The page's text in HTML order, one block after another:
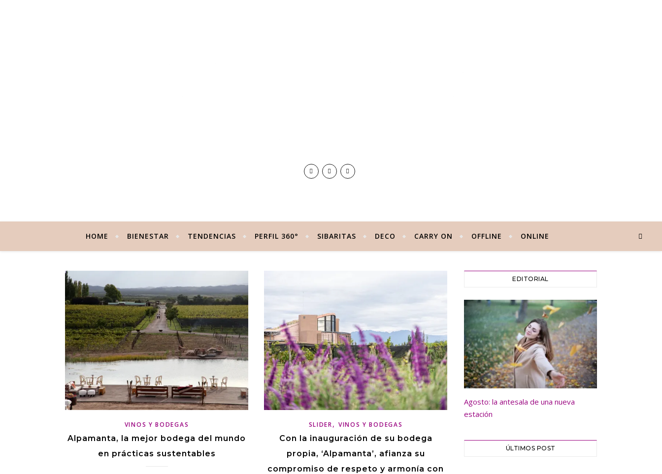
HOME BIENESTAR TENDENCIAS PERFIL 360° SIBARITAS DECO CARRY ON OFFLINE ONLINE
VINOS Y BODEGAS
Alpamanta, la mejor bodega del mundo
en prácticas sustentables
SLIDER, VINOS Y BODEGAS
Con la inauguración de su bodega
propia, ‘Alpamanta’, afianza su
compromiso de respeto y armonía con
EDITORIAL
Agosto: la antesala de una nueva
estación
ÚLTIMOS POST